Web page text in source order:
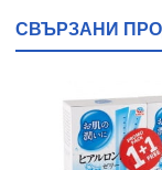
СВЪРЗАНИ